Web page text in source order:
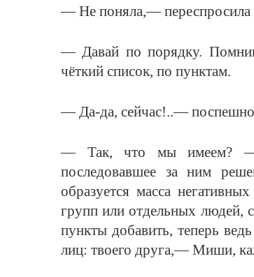
— Не поняла,— переспросила
— Давай по порядку.
чёткий список, по пунктам.
— Да-да, сейчас!..— поспешно
— Так, что мы имеем? —
последовавшее за ним
образуется масса
групп или отдельных людей,
пункты добавить, теперь
лиц: твоего друга,— Миши,